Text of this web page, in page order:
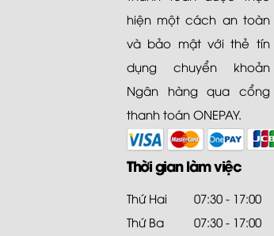
hiện một cách an toàn
và bảo mật với thẻ tín
dụng chuyển khoản
Ngân hàng qua cổng
thanh toán ONEPAY.
Thời gian làm việc
Thứ Hai
07:30 - 17:00
Thứ Ba
07:30 - 17:00